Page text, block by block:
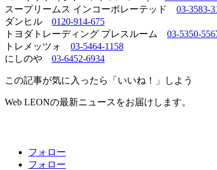
スープリームス インコーポレーテッド 03-3583-
ダンヒル 0120-914-675
トヨダトレーディング プレスルーム 03-5350-
トレメッツォ 03-5464-1158
にしのや 03-6452-6934
この記事が気に入ったら「いいね！」しよう
Web LEONの最新ニュースをお届けします。
フォロー
フォロー